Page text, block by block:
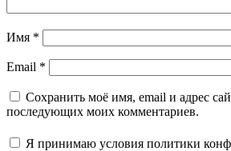
Имя *
Email *
Сохранить моё имя, email и адрес
последующих моих комментариев.
Я принимаю условия политики